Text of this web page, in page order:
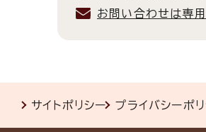
お問い合わせは専用
サイトポリシー プライバシーポ